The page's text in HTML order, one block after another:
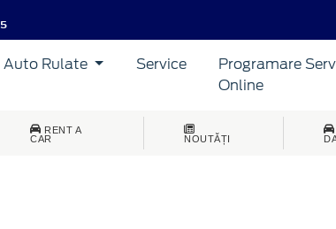
Auto Rulate Service
Programare
Online
RENT A
CAR
NOUTĂȚI